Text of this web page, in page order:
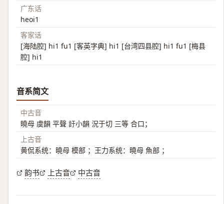
广东话
heoi1
客家话
[海陆腔] hi1 fu1 [客英字典] hi1 [台湾四县腔] hi1 fu1 [梅县
腔] hi1
音系简文
中古音
曉母 虞韻 平聲 訏小韻 況于切 三等 合口；
上古音
黄侃系统：曉母 模部 ；王力系统：曉母 魚部 ；
韵书 上古音 中古音